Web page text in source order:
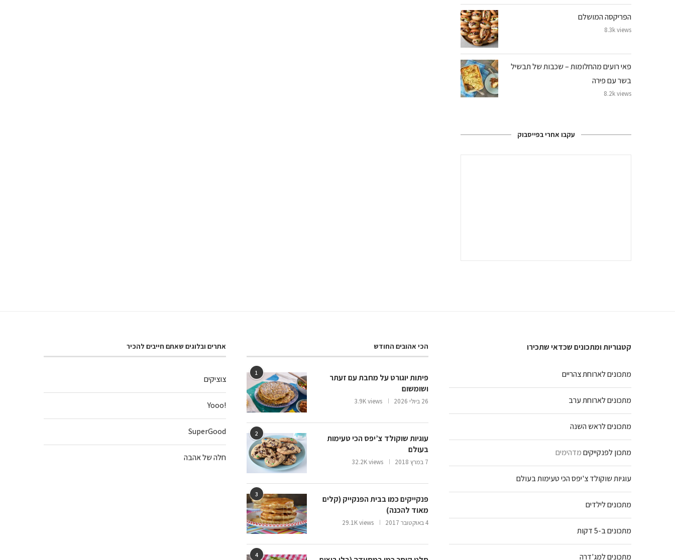
הפריקסה המושלם
8.3k views
פאי רועים מהחלומות – שכבות של תבשיל
בשר עם פירה
8.2k views
עקבו אחרי בפייסבוק
קטגוריות ומתכונים שכדאי שתכירו
מתכונים לארוחת צהריים
מתכונים לארוחת ערב
מתכונים לראש השנה
מתכון לפנקייקיםמדהימים
עוגיות שוקולד צ'יפס הכי טעימות בעולם
מתכונים לילדים
מתכונים ב-5 דקות
מתכונים למג'דרה
הכי אהובים החודש
1
פיתות יוגורט על מחבת עם זעתר
ושומשום
26 ביולי 2026 3.9K views
2
עוגיות שוקולד צ’יפס הכי טעימות
בעולם
7 במרץ 2018 32.2K views
3
פנקייקים כמו בבית הפנקייק (קלים
מאוד להכנה)
4 באוקטובר 2017 29.1K views
4
אתרים ובלוגים שאתם חייבים להכיר
צוציקים
!Yooo
SuperGood
חלה של אהבה